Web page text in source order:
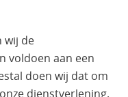
wij de
voldoen aan een
doen wij dat om
dienstverlening.